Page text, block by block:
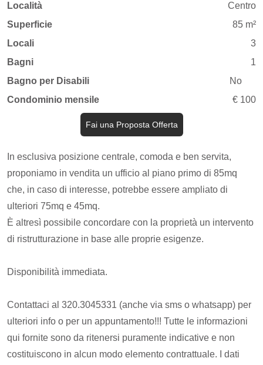
Località
Centro
Superficie
85 m²
Locali
3
Bagni
1
Bagno per Disabili
No
Condominio mensile
€ 100
Fai una Proposta Offerta
In esclusiva posizione centrale, comoda e ben servita,
proponiamo in vendita un ufficio al piano primo di 85mq
che, in caso di interesse, potrebbe essere ampliato di
ulteriori 75mq e 45mq.
È altresì possibile concordare con la proprietà un intervento
di ristrutturazione in base alle proprie esigenze.
Disponibilità immediata.
Contattaci al 320.3045331 (anche via sms o whatsapp) per
ulteriori info o per un appuntamento!!! Tutte le informazioni
qui fornite sono da ritenersi puramente indicative e non
costituiscono in alcun modo elemento contrattuale. I dati